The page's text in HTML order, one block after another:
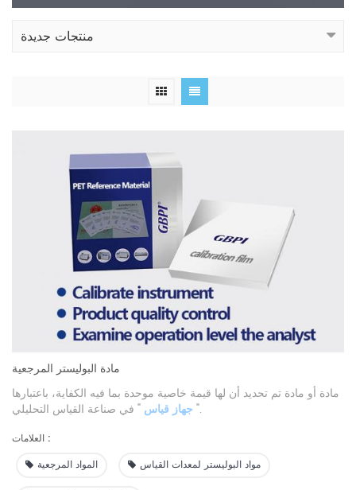
منتجات جديدة
مادة البوليستر المرجعية
مادة أو مادة تم تحديد أن لها قيمة خاصية موحدة بما فيه الكفاية، باعتبارها
" جهاز قياس " في صناعة القياس التحليلي.
العلامات :
المواد المرجعية
مواد البوليستر لمعدات القياس